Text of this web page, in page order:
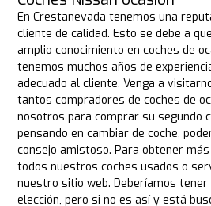
En Crestanevada tenemos una
cliente de calidad. Esto se debe a
amplio conocimiento en coches de
tenemos muchos años de
adecuado al cliente. Venga a
tantos compradores de coches de
nosotros para comprar su segundo
pensando en cambiar de coche,
consejo amistoso. Para obtener
todos nuestros coches usados o
nuestro sitio web. Deberíamos tener
elección, pero si no es así y está